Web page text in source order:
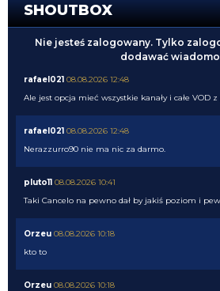
SHOUTBOX
Nie jesteś zalogowany. Tylko
dodawać
rafael021 08.08.2026 12:48
Ale jest opcja mieć wszystkie kanały i całe VOD
rafael021 08.08.2026 12:48
Nerazzurro90 nie ma nic za darmo.
pluto11 08.08.2026 10:41
Taki Cancelo na pewno dał by jakiś poziom i
Orzeu 08.08.2026 10:18
kto to
Orzeu 08.08.2026 10:18